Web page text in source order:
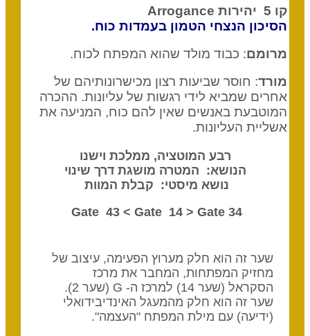
קו 5 יהירות
Arrogance
הסיכון הנצחי הטמון בעמדות כוח.
מרומם: כבוד מולד שהוא המפתח לכוח.
מורד: חוסר שביעות רצון מכישרונותיהם של
אחרים שמביא לידי רגשות של עליונות. ההכרה
המוטבעת באנשים שאין להם כוח, המניעה את
אשליית העליונות.
רבע המוטציה, ממלכת וישנו
הנושא: המטרה מושגת דרך שינוי
נושא מיסטי: קבלת המוות
34 Gate 43 <
Gate 14 > Gate
שער זה הוא חלק מערוץ הפעימה, עיצוב של
מחזיק המפתחות, המחבר את מרכז
הסקראל (שער 14) למרכז ה- G (שער 2).
שער זה הוא חלק מהמעגל האינדיבידואלי
(ידיעה) עם מילת המפתח "העצמה".